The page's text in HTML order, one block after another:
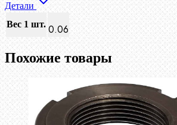
Детали
Вес 1 шт. 0.06
Похожие товары